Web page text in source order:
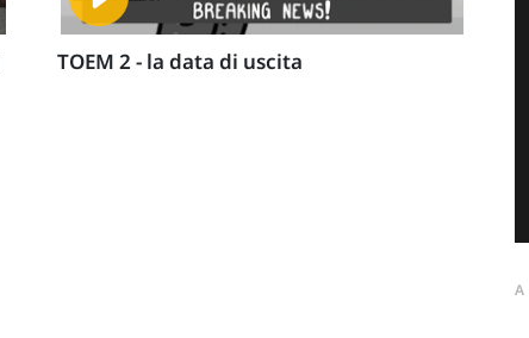
TOEM 2 - la data di uscita